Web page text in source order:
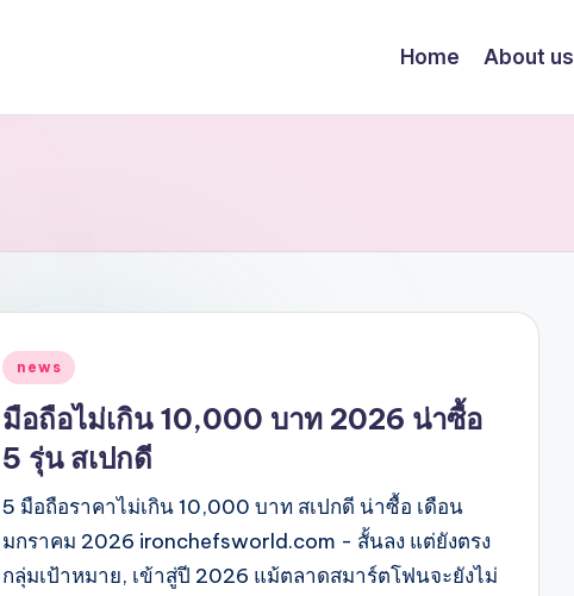
Home About us
Posted
news
มือถือไม่เกิน 10,000 บาท 2026 น่าซื้อ
5 รุ่น สเปกดี
5 มือถือราคาไม่เกิน 10,000 บาท สเปกดี น่าซื้อ เดือน
มกราคม 2026 ironchefsworld.com - สั้นลง แต่ยังตรง
กลุ่มเป้าหมาย, เข้าสู่ปี 2026 แม้ตลาดสมาร์ตโฟนจะยังไม่